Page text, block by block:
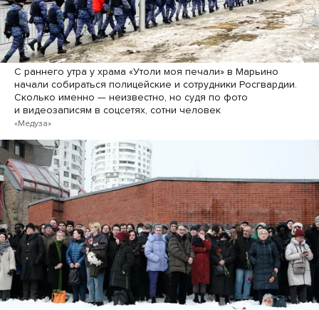
С раннего утра у храма «Утоли моя печали» в Марьино
начали собираться полицейские и сотрудники Росгвардии.
Сколько именно — неизвестно, но судя по фото
и видеозаписям в соцсетях, сотни человек
«Медуза»